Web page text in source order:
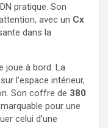
pratique. Son
avec un Cx
dans la
joue à bord. La
l’espace intérieur,
Son coffre de 380
pour une
celui d’une